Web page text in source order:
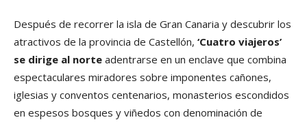
Después de recorrer la isla de Gran Canaria y descubrir los
atractivos de la provincia de Castellón, ‘Cuatro viajeros’
se dirige al norte adentrarse en un enclave que combina
espectaculares miradores sobre imponentes cañones,
iglesias y conventos centenarios, monasterios escondidos
en espesos bosques y viñedos con denominación de